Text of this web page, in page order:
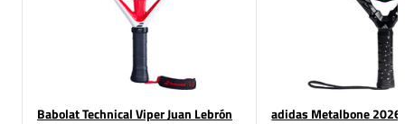
Babolat Technical Viper Juan Lebrón adidas Metalbone 2026